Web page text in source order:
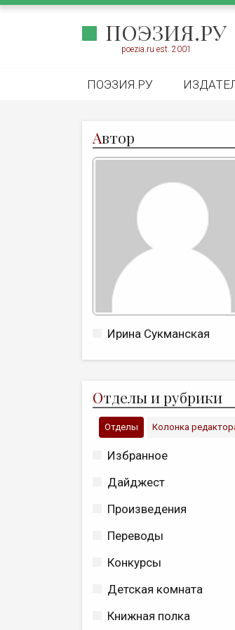
ПОЭЗИЯ.РУ
poezia.ru est. 2001
ПОЭЗИЯ.РУ
Автор
Ирина Сукманская
Отделы и рубрики
Отделы Колонка
Избранное
Дайджест
Произведения
Переводы
Конкурсы
Детская комната
Книжная полка